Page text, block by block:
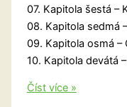
07. Kapitola šestá –
08. Kapitola sedmá
09. Kapitola osmá –
10. Kapitola devátá
Dáda
Číst více »